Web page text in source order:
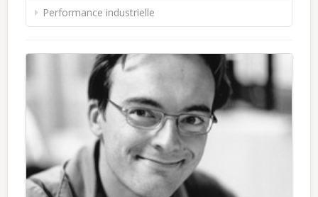
Performance industrielle